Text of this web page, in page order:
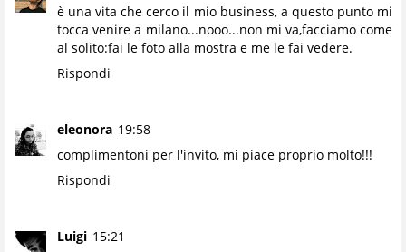
è una vita che cerco il mio business, a questo punto mi
tocca venire a milano...nooo...non mi va,facciamo come
al solito:fai le foto alla mostra e me le fai vedere.
Rispondi
eleonora 19:58
complimentoni per l'invito, mi piace proprio molto!!!
Rispondi
Luigi 15:21